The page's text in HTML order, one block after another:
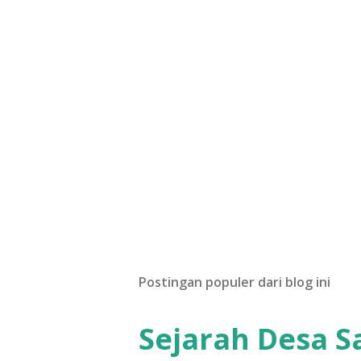
Postingan populer dari blog ini
Sejarah Desa